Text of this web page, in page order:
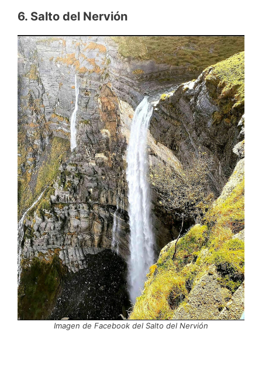
6. Salto del Nervión
Imagen de Facebook del Salto del Nervión